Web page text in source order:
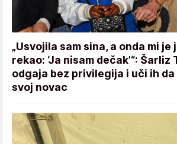
„Usvojila sam sina, a onda mi je
rekao: ‘Ja nisam dečak’“: Šarliz
odgaja bez privilegija i uči ih da
svoj novac